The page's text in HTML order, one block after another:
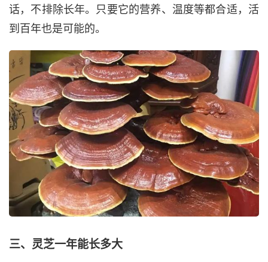
话，不排除长年。只要它的营养、温度等都合适，活
到百年也是可能的。
三、灵芝一年能长多大